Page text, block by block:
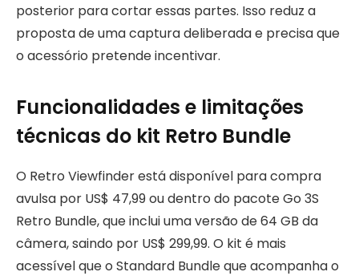
posterior para cortar essas partes. Isso reduz a
proposta de uma captura deliberada e precisa que
o acessório pretende incentivar.
Funcionalidades e limitações
técnicas do kit Retro Bundle
O Retro Viewfinder está disponível para compra
avulsa por US$ 47,99 ou dentro do pacote Go 3S
Retro Bundle, que inclui uma versão de 64 GB da
câmera, saindo por US$ 299,99. O kit é mais
acessível que o Standard Bundle que acompanha o